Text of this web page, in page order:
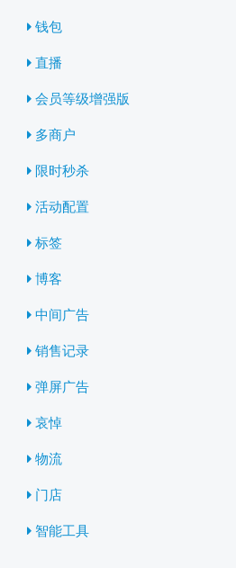
钱包
直播
会员等级增强版
多商户
限时秒杀
活动配置
标签
博客
中间广告
销售记录
弹屏广告
哀悼
物流
门店
智能工具